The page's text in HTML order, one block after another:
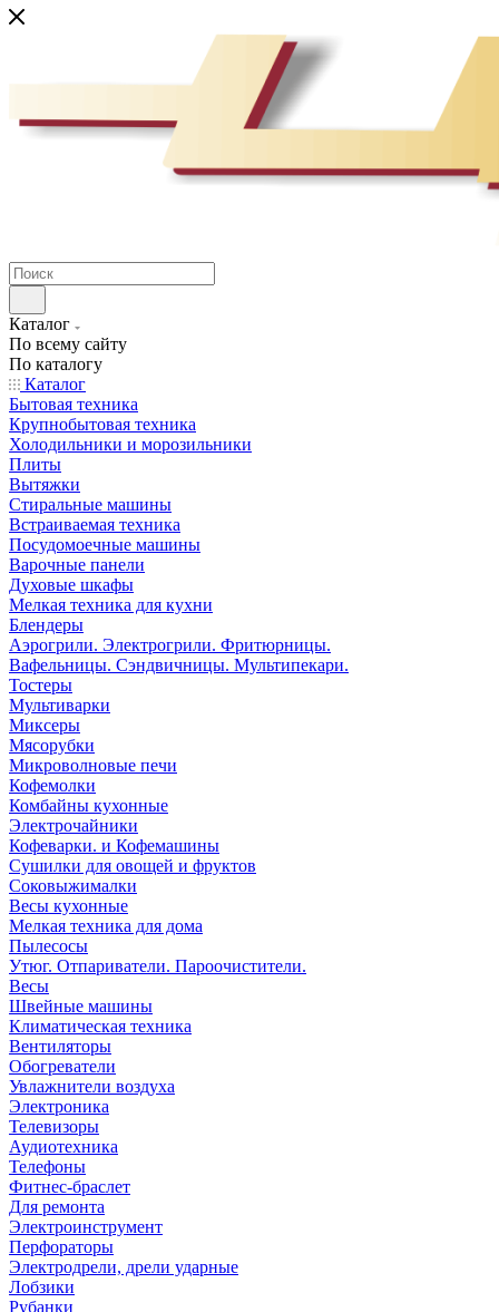
Каталог
По всему сайту
По каталогу
Каталог
Бытовая техника
Крупнобытовая техника
Холодильники и морозильники
Плиты
Вытяжки
Стиральные машины
Встраиваемая техника
Посудомоечные машины
Варочные панели
Духовые шкафы
Мелкая техника для кухни
Блендеры
Аэрогрили. Электрогрили. Фритюрницы.
Вафельницы. Сэндвичницы. Мультипекари.
Тостеры
Мультиварки
Миксеры
Мясорубки
Микроволновые печи
Кофемолки
Комбайны кухонные
Электрочайники
Кофеварки. и Кофемашины
Сушилки для овощей и фруктов
Соковыжималки
Весы кухонные
Мелкая техника для дома
Пылесосы
Утюг. Отпариватели. Пароочистители.
Весы
Швейные машины
Климатическая техника
Вентиляторы
Обогреватели
Увлажнители воздуха
Электроника
Телевизоры
Аудиотехника
Телефоны
Фитнес-браслет
Для ремонта
Электроинструмент
Перфораторы
Электродрели, дрели ударные
Лобзики
Рубанки